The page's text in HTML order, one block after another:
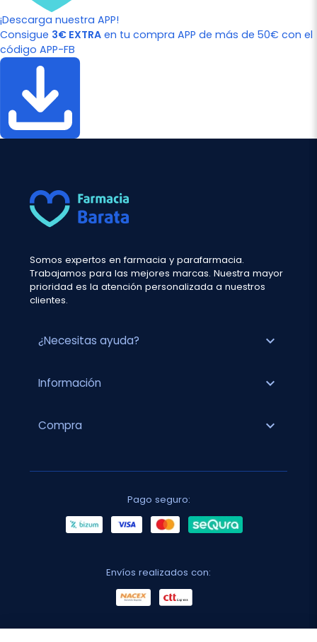
¡Descarga nuestra APP!
Consigue 3€ EXTRA en tu compra APP de más de 50€ con el
código APP-FB
Somos expertos en farmacia y parafarmacia.
Trabajamos para las mejores marcas. Nuestra mayor
prioridad es la atención personalizada a nuestros
clientes.
¿Necesitas ayuda? expand_more
Información expand_more
Compra expand_more
Pago seguro:
Envíos realizados con: